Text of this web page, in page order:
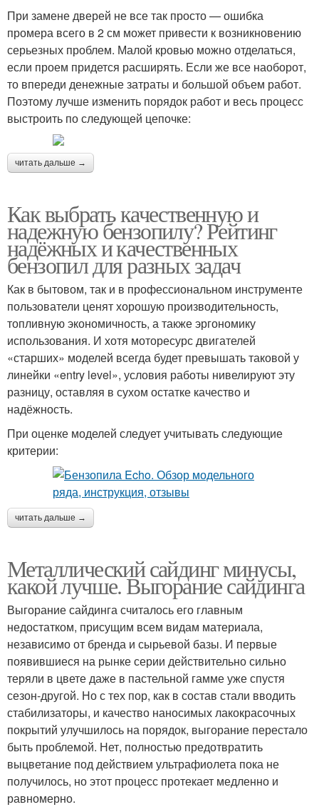
При замене дверей не все так просто — ошибка
промера всего в 2 см может привести к возникновению
серьезных проблем. Малой кровью можно отделаться,
если проем придется расширять. Если же все наоборот,
то впереди денежные затраты и большой объем работ.
Поэтому лучше изменить порядок работ и весь процесс
выстроить по следующей цепочке:
читать дальше →
Как выбрать качественную и
надежную бензопилу? Рейтинг
надёжных и качественных
бензопил для разных задач
Как в бытовом, так и в профессиональном инструменте
пользователи ценят хорошую производительность,
топливную экономичность, а также эргономику
использования. И хотя моторесурс двигателей
«старших» моделей всегда будет превышать таковой у
линейки «entry level», условия работы нивелируют эту
разницу, оставляя в сухом остатке качество и
надёжность.
При оценке моделей следует учитывать следующие
критерии:
читать дальше →
Металлический сайдинг минусы,
какой лучше. Выгорание сайдинга
Выгорание сайдинга считалось его главным
недостатком, присущим всем видам материала,
независимо от бренда и сырьевой базы. И первые
появившиеся на рынке серии действительно сильно
теряли в цвете даже в пастельной гамме уже спустя
сезон-другой. Но с тех пор, как в состав стали вводить
стабилизаторы, и качество наносимых лакокрасочных
покрытий улучшилось на порядок, выгорание перестало
быть проблемой. Нет, полностью предотвратить
выцветание под действием ультрафиолета пока не
получилось, но этот процесс протекает медленно и
равномерно.